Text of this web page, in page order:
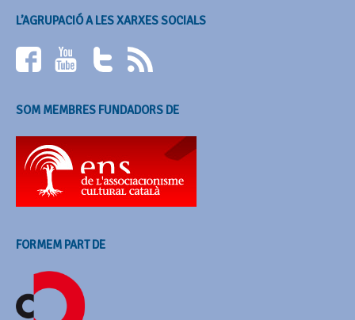
L’AGRUPACIÓ A LES XARXES SOCIALS
SOM MEMBRES FUNDADORS DE
FORMEM PART DE